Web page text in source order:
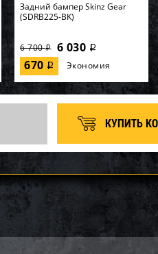
Задний бампер Skinz Gear
(SDRB225-BK)
6 700i 6 030 i
670 i Экономия
КУПИТЬ